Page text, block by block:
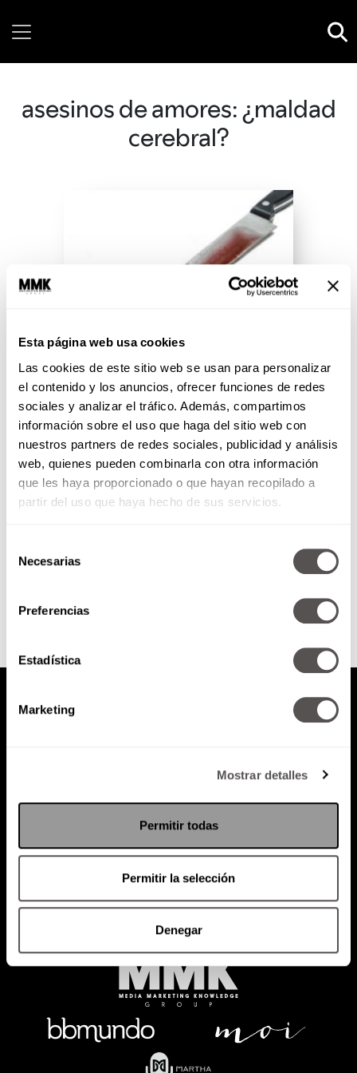
Esta página web usa cookies
Las cookies de este sitio web se usan para personalizar
el contenido y los anuncios, ofrecer funciones de redes
sociales y analizar el tráfico. Además, compartimos
información sobre el uso que haga del sitio web con
nuestros partners de redes sociales, publicidad y análisis
web, quienes pueden combinarla con otra información
que les haya proporcionado o que hayan recopilado a
partir del uso que haya hecho de sus servicios.
Necesarias
Preferencias
Estadística
Marketing
Mostrar detalles
Permitir todas
Permitir la selección
Denegar
asesinos de amores: ¿maldad
cerebral?
Asesinos de amores: ¿maldad
cerebral?
¿Han oído hablar de los que
matan a su pareja? Hablamos de
eso, saben que quieren oír.
Política de Privacidad
RADIO MARTHA